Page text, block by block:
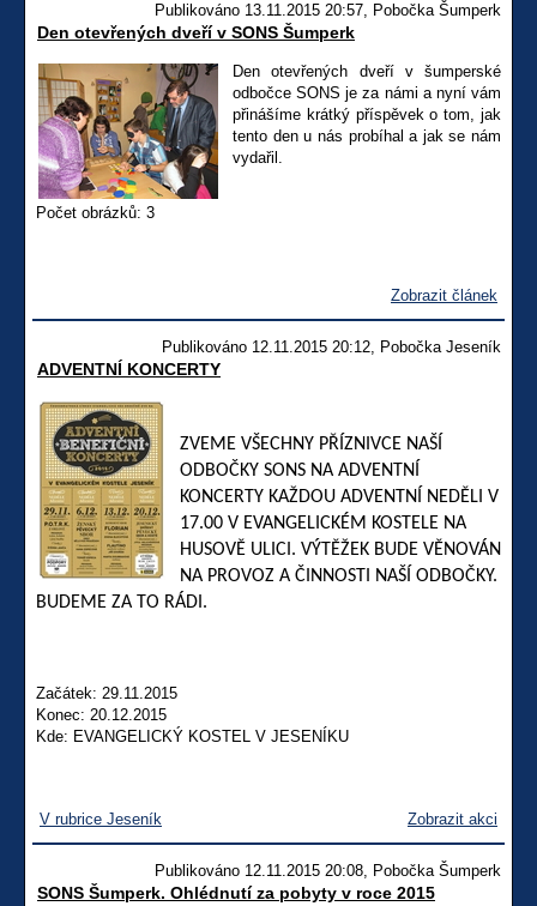
Publikováno 13.11.2015 20:57, Pobočka Šumperk
Den otevřených dveří v SONS Šumperk
Den otevřených dveří v šumperské
odbočce SONS je za námi a nyní vám
přinášíme krátký příspěvek o tom, jak
tento den u nás probíhal a jak se nám
vydařil.
Počet obrázků: 3
Zobrazit článek
Publikováno 12.11.2015 20:12, Pobočka Jeseník
ADVENTNÍ KONCERTY
ZVEME VŠECHNY PŘÍZNIVCE NAŠÍ
ODBOČKY SONS NA ADVENTNÍ
KONCERTY KAŽDOU ADVENTNÍ NEDĚLI V
17.00 V EVANGELICKÉM KOSTELE NA
HUSOVĚ ULICI. VÝTĚŽEK BUDE VĚNOVÁN
NA PROVOZ A ČINNOSTI NAŠÍ ODBOČKY.
BUDEME ZA TO RÁDI.
Začátek: 29.11.2015
Konec: 20.12.2015
Kde: EVANGELICKÝ KOSTEL V JESENÍKU
V rubrice Jeseník Zobrazit akci
Publikováno 12.11.2015 20:08, Pobočka Šumperk
SONS Šumperk. Ohlédnutí za pobyty v roce 2015